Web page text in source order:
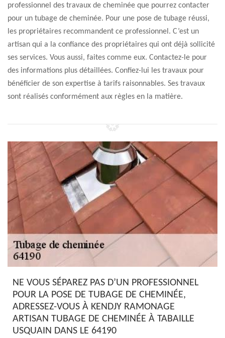
professionnel des travaux de cheminée que pourrez contacter
pour un tubage de cheminée. Pour une pose de tubage réussi,
les propriétaires recommandent ce professionnel. C’est un
artisan qui a la confiance des propriétaires qui ont déjà sollicité
ses services. Vous aussi, faites comme eux. Contactez-le pour
des informations plus détaillées. Confiez-lui les travaux pour
bénéficier de son expertise à tarifs raisonnables. Ses travaux
sont réalisés conformément aux règles en la matière.
NE VOUS SÉPAREZ PAS D’UN PROFESSIONNEL
POUR LA POSE DE TUBAGE DE CHEMINÉE,
ADRESSEZ-VOUS À KENDJY RAMONAGE
ARTISAN TUBAGE DE CHEMINÉE À TABAILLE
USQUAIN DANS LE 64190